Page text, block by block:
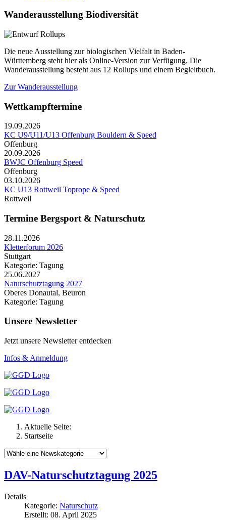
Wanderausstellung Biodiversität
Die neue Ausstellung zur biologischen Vielfalt in Baden-
Württemberg steht hier als Online-Version zur Verfügung. Die
Wanderausstellung besteht aus 12 Rollups und einem Begleitbuch.
Zur Wanderausstellung
Wettkampftermine
19.09.2026
KC U9/U11/U13 Offenburg Bouldern & Speed
Offenburg
20.09.2026
BWJC Offenburg Speed
Offenburg
03.10.2026
KC U13 Rottweil Toprope & Speed
Rottweil
Termine Bergsport & Naturschutz
28.11.2026
Kletterforum 2026
Stuttgart
Kategorie: Tagung
25.06.2027
Naturschutztagung 2027
Oberes Donautal, Beuron
Kategorie: Tagung
Unsere Newsletter
Jetzt unsere Newsletter entdecken
Infos & Anmeldung
Aktuelle Seite:
Startseite
DAV-Naturschutztagung 2025
Details
Kategorie: Naturschutz
Erstellt: 08. April 2025